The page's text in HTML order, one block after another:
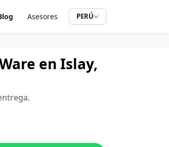
Asesores PERÚ
en Islay,